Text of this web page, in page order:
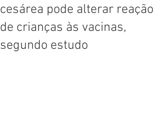
cesárea pode alterar reação
de crianças às vacinas,
segundo estudo